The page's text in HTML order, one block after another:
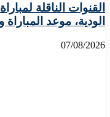
القنوات الناقلة
الودية، موعد المباراة
07/08/2026